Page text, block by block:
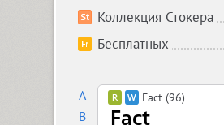
Коллекция Стокера
Бесплатных
A
B
Fact (96)